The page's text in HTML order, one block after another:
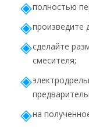
полностью
произведите
сделайте
смесителя;
на